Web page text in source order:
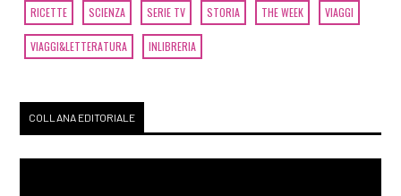
RICETTE SCIENZA SERIE TV STORIA THE WEEK VIAGGI
VIAGGI&LETTERATURA INLIBRERIA
COLLANA EDITORIALE